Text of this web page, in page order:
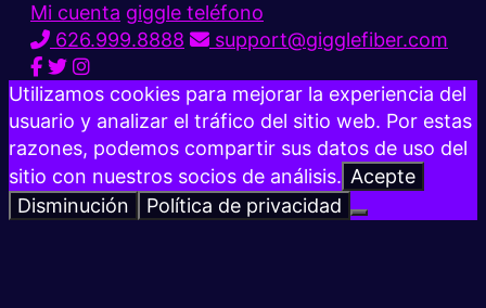
Mi cuenta giggle teléfono
626.999.8888
support@gigglefiber.com
Utilizamos cookies para mejorar la experiencia del
usuario y analizar el tráfico del sitio web. Por estas
razones, podemos compartir sus datos de uso del
sitio con nuestros socios de análisis. Acepte
Disminución
Política de privacidad